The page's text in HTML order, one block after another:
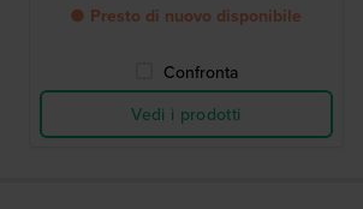
● Presto di nuovo disponibile
Confronta
Vedi i prodotti